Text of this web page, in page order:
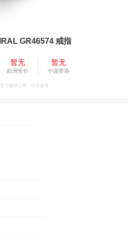
GR46574 戒指
暂无
欧洲售价
暂无
中国香港
方媒体公价，仅供参考